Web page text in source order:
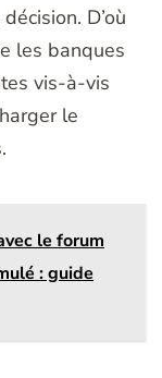
D’où
les banques
vis-à-vis
le
le forum
: guide